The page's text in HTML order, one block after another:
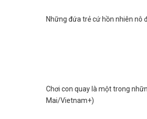
Những đứa trẻ cứ hồn nhiên nô
Chơi con quay là một trong
Mai/Vietnam+)